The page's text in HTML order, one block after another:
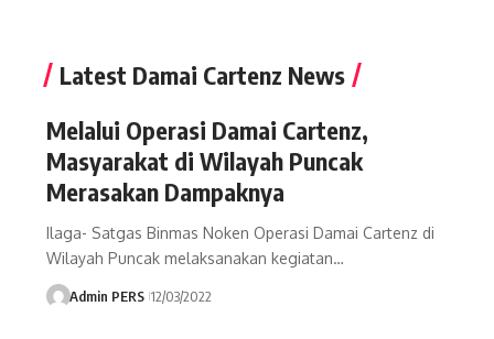
Latest Damai Cartenz News
Melalui Operasi Damai Cartenz,
Masyarakat di Wilayah Puncak
Merasakan Dampaknya
Ilaga- Satgas Binmas Noken Operasi Damai Cartenz di
Wilayah Puncak melaksanakan kegiatan…
Admin PERS 12/03/2022